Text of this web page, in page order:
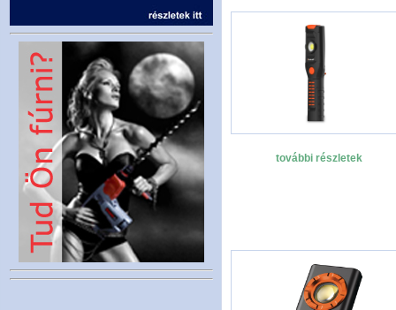
további részletek